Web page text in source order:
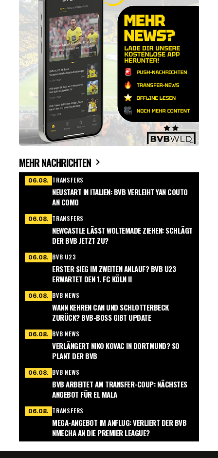
MEHR NACHRICHTEN
06.08. TRANSFERS
NEUSTART IN ITALIEN: BVB VERLEIHT YAN COUTO
AN COMO
06.08. TRANSFERS
NEWCASTLE LÄSST WOLTEMADE ZIEHEN: SCHLÄGT
DER BVB JETZT ZU?
06.08. BVB U23
ERSTER SIEG IM ZWEITEN ANLAUF? BVB U23
ERWARTET DEN 1. FC KÖLN II
06.08. BVB NEWS
WANN KEHREN CAN UND SCHLOTTERBECK
ZURÜCK? BVB-BOSS GIBT UPDATE
06.08. BVB NEWS
VERLÄNGERT NIKO KOVAC IN DORTMUND? SO
PLANT DER BVB
06.08. BVB NEWS
BVB ARBEITET AM TRANSFER-COUP: NÄCHSTES
ANGEBOT FÜR EL MALA
06.08. TRANSFERS
MEGA-ANGEBOT IM ANFLUG: VERLIERT DER BVB
NMECHA AN DIE PREMIER LEAGUE?